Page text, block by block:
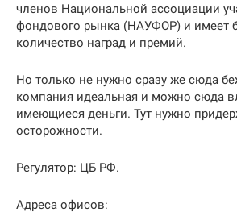
членов Национальной ассоциации
фондового рынка (НАУФОР) и имеет
количество наград и премий.
Но только не нужно сразу же сюда
компания идеальная и можно сюда
имеющиеся деньги. Тут нужно
осторожности.
Регулятор: ЦБ РФ.
Адреса офисов: